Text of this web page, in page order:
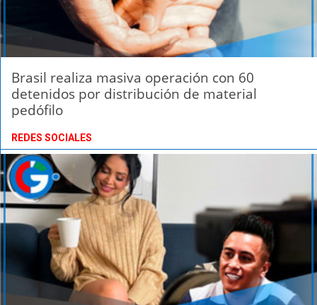
Brasil realiza masiva operación con 60
detenidos por distribución de material
pedófilo
REDES SOCIALES